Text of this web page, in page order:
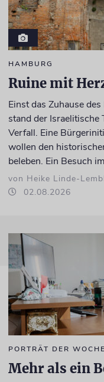
HAMBURG
Ruine mit
Einst das Zuhause
stand der Israelitische
Verfall. Eine
wollen den
beleben. Ein Besuch
von Heike Linde-
02.08.2026
PORTRÄT DER WOCHE
Mehr als ein